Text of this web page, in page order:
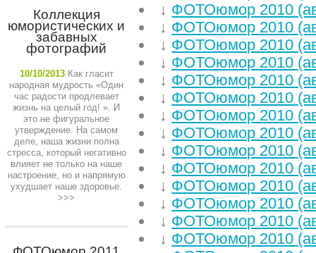
Коллекция
юмористических и
забавных
фотографий
10/10/2013 Как гласит
народная мудрость «Один
час радости продлевает
жизнь на целый год! ». И
это не фигуральное
утверждение. На самом
деле, наша жизни полна
стресса, который негативно
влияет не только на наше
настроение, но и напрямую
ухудшает наше здоровье.
>>>
↓ ФОТОюмор 2010
↓ ФОТОюмор 2010
↓ ФОТОюмор 2010
↓ ФОТОюмор 2010
↓ ФОТОюмор 2010
↓ ФОТОюмор 2010
↓ ФОТОюмор 2010
↓ ФОТОюмор 2010
↓ ФОТОюмор 2010
↓ ФОТОюмор 2010
↓ ФОТОюмор 2010
↓ ФОТОюмор 2010
↓ ФОТОюмор 2010
↓ ФОТОюмор 2010